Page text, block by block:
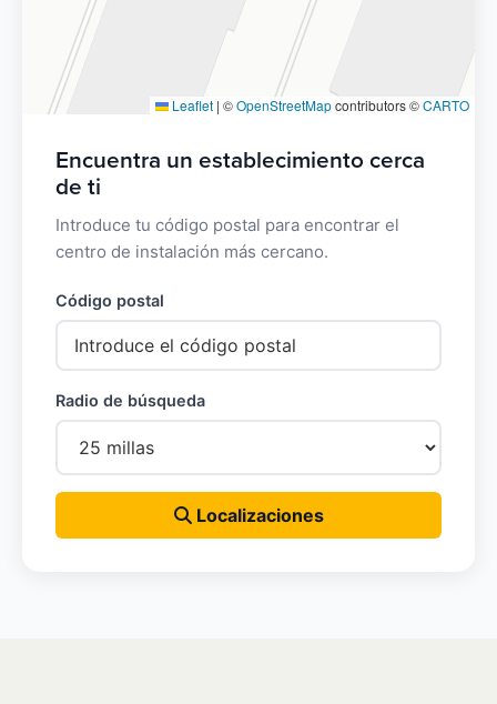
Leaflet | ©OpenStreetMapcontributors ©CARTO
Encuentra un establecimiento cerca
de ti
Introduce tu código postal para encontrar el
centro de instalación más cercano.
Código postal
Radio de búsqueda
Localizaciones